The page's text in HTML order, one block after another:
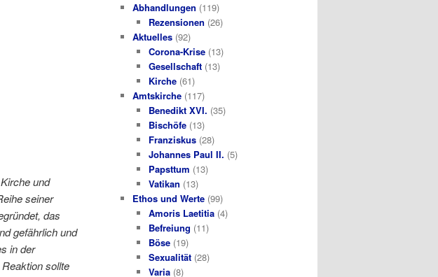
und
seiner
das
gefährlich und
in der
sollte
Abhandlungen (119)
Rezensionen (26)
Aktuelles (92)
Corona-Krise(13)
Gesellschaft(13)
Kirche(61)
Amtskirche (117)
Benedikt XVI. (35)
Bischöfe(13)
Franziskus(28)
Johannes Paul II. (5)
Papsttum (13)
Vatikan (13)
Ethos und Werte (99)
Amoris Laetitia(4)
Befreiung (11)
Böse(19)
Sexualität(28)
Varia(8)